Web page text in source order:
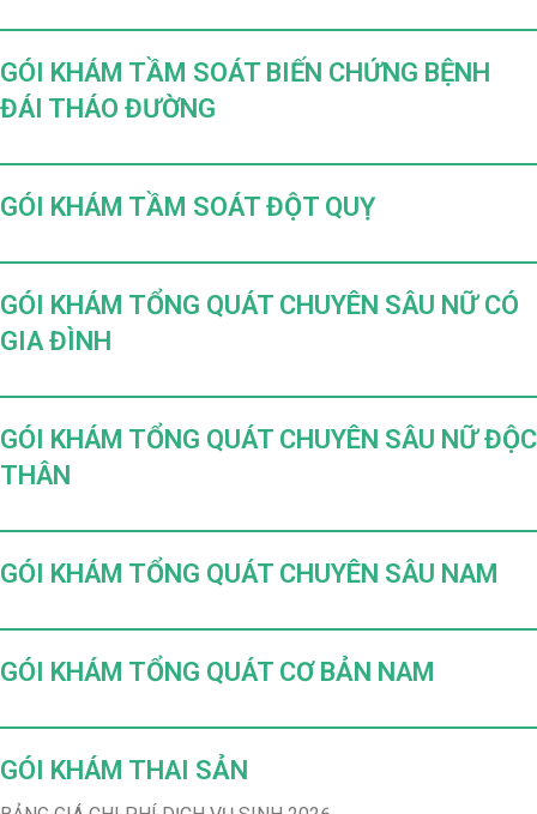
GÓI KHÁM TẦM SOÁT BIẾN CHỨNG BỆNH
ĐÁI THÁO ĐƯỜNG
GÓI KHÁM TẦM SOÁT ĐỘT QUỴ
GÓI KHÁM TỔNG QUÁT CHUYÊN SÂU NỮ CÓ
GIA ĐÌNH
GÓI KHÁM TỔNG QUÁT CHUYÊN SÂU NỮ ĐỘC
THÂN
GÓI KHÁM TỔNG QUÁT CHUYÊN SÂU NAM
GÓI KHÁM TỔNG QUÁT CƠ BẢN NAM
GÓI KHÁM THAI SẢN